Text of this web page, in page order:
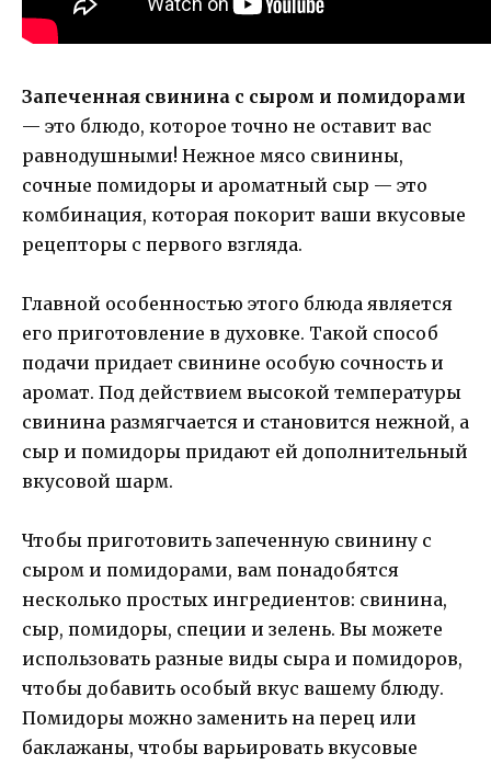
Запеченная свинина с сыром и помидорами
— это блюдо, которое точно не оставит вас
равнодушными! Нежное мясо свинины,
сочные помидоры и ароматный сыр — это
комбинация, которая покорит ваши вкусовые
рецепторы с первого взгляда.
Главной особенностью этого блюда является
его приготовление в духовке. Такой способ
подачи придает свинине особую сочность и
аромат. Под действием высокой температуры
свинина размягчается и становится нежной, а
сыр и помидоры придают ей дополнительный
вкусовой шарм.
Чтобы приготовить запеченную свинину с
сыром и помидорами, вам понадобятся
несколько простых ингредиентов: свинина,
сыр, помидоры, специи и зелень. Вы можете
использовать разные виды сыра и помидоров,
чтобы добавить особый вкус вашему блюду.
Помидоры можно заменить на перец или
баклажаны, чтобы варьировать вкусовые